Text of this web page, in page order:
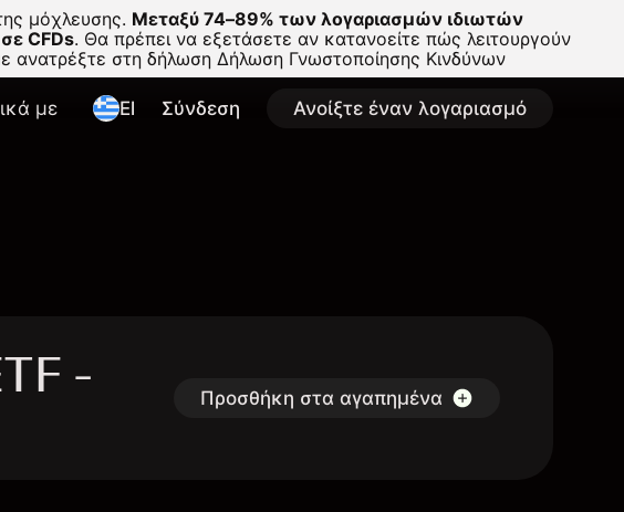
μόχλευσης. Μεταξύ 74–89% των λογαριασμών ιδιωτών
CFDs. Θα πρέπει να εξετάσετε αν κατανοείτε πώς λειτουργούν
ανατρέξτε στη δήλωση Δήλωση Γνωστοποίησης Κινδύνων
με El Σύνδεση Ανοίξτε έναν λογαριασμό
- Προσθήκη στα αγαπημένα